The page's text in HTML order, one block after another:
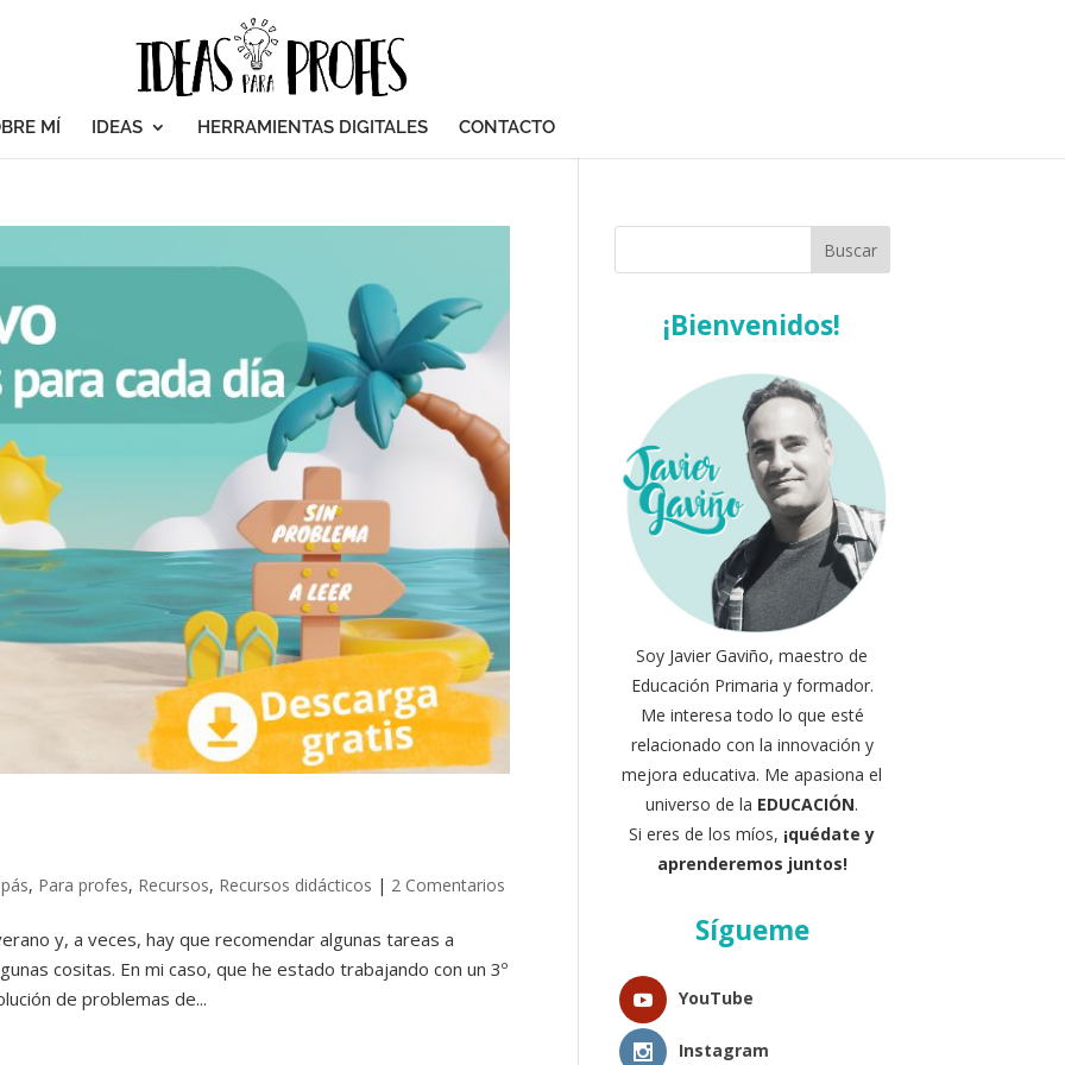
MÍ IDEAS HERRAMIENTAS DIGITALES CONTACTO
, Para profes, Recursos, Recursos didácticos | 2 Comentarios
y, a veces, hay que recomendar algunas tareas a
cositas. En mi caso, que he estado trabajando con un 3º
de problemas de...
¡Bienvenidos!
Soy Javier Gaviño, maestro de
Educación Primaria y formador.
Me interesa todo lo que esté
relacionado con la innovación y
mejora educativa. Me apasiona el
universo de la EDUCACIÓN.
Si eres de los míos, ¡quédate y
aprenderemos juntos!
Sígueme
YouTube
Instagram